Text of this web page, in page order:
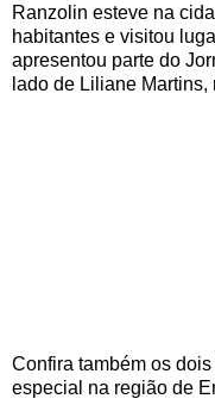
Ranzolin esteve na
habitantes e visitou
apresentou parte do
lado de Liliane
Confira também os
especial na região de